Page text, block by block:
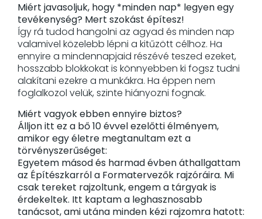
Miért javasoljuk, hogy *minden nap* legyen egy
tevékenység? Mert szokást építesz!
Így rá tudod hangolni az agyad és minden nap
valamivel közelebb lépni a kitűzött célhoz. Ha
ennyire a mindennapjaid részévé teszed ezeket,
hosszabb blokkokat is könnyebben ki fogsz tudni
alakítani ezekre a munkákra. Ha éppen nem
foglalkozol velük, szinte hiányozni fognak.
Miért vagyok ebben ennyire biztos?
Álljon itt ez a bő 10 évvel ezelőtti élményem,
amikor egy életre megtanultam ezt a
törvényszerűséget:
Egyetem másod és harmad évben áthallgattam
az Építészkarról a Formatervezők rajzóráira. Mi
csak tereket rajzoltunk, engem a tárgyak is
érdekeltek. Itt kaptam a leghasznosabb
tanácsot, ami utána minden kézi rajzomra hatott: